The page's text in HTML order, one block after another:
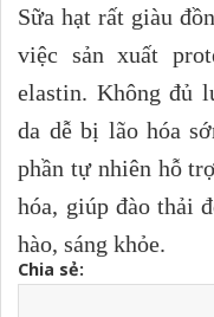
Sữa hạt rất giàu
việc sản xuất
elastin. Không đủ
da dễ bị lão hóa
phần tự nhiên hỗ
hóa, giúp đào thải
hào, sáng khỏe.
Chia sẻ: